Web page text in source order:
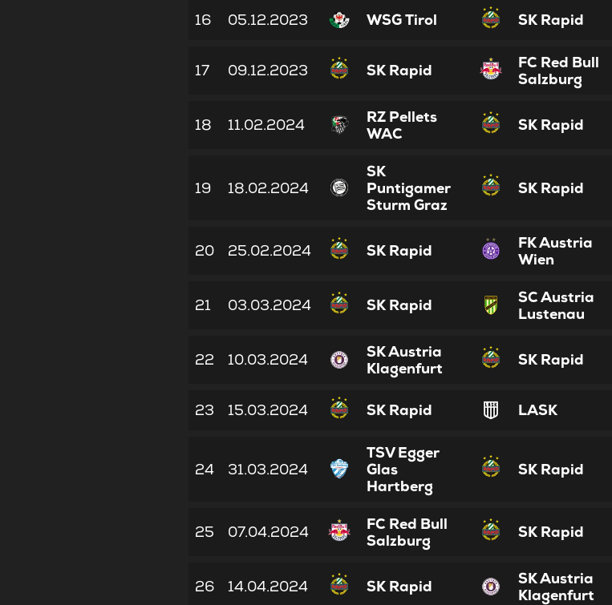
16 05.12.2023 WSG Tirol SK Rapid
17 09.12.2023 SK Rapid
FC Red Bull
Salzburg
18 11.02.2024
RZ Pellets
WAC
SK Rapid
19 18.02.2024
SK
Puntigamer
Sturm Graz
SK Rapid
20 25.02.2024 SK Rapid
FK Austria
Wien
21 03.03.2024 SK Rapid
SC Austria
Lustenau
22 10.03.2024
SK Austria
Klagenfurt
SK Rapid
23 15.03.2024 SK Rapid LASK
24 31.03.2024
TSV Egger
Glas
Hartberg
SK Rapid
25 07.04.2024
FC Red Bull
Salzburg
SK Rapid
26 14.04.2024 SK Rapid
SK Austria
Klagenfurt